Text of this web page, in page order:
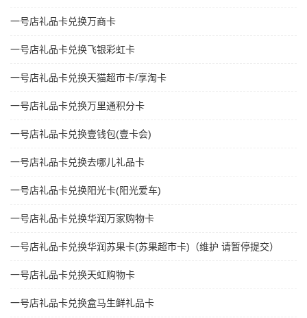
一号店礼品卡兑换万商卡
一号店礼品卡兑换飞银彩虹卡
一号店礼品卡兑换天猫超市卡/享淘卡
一号店礼品卡兑换万里通积分卡
一号店礼品卡兑换壹钱包(壹卡会)
一号店礼品卡兑换去哪儿礼品卡
一号店礼品卡兑换阳光卡(阳光爱车)
一号店礼品卡兑换华润万家购物卡
一号店礼品卡兑换华润苏果卡(苏果超市卡)（维护 请暂停提交）
一号店礼品卡兑换天虹购物卡
一号店礼品卡兑换盒马生鲜礼品卡